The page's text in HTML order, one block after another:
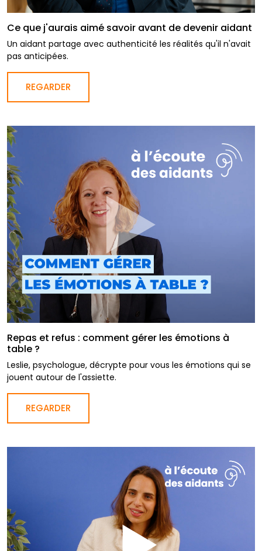
Ce que j'aurais aimé savoir avant de devenir aidant
Un aidant partage avec authenticité les réalités qu'il n'avait
pas anticipées.
REGARDER
Repas et refus : comment gérer les émotions à
table ?
Leslie, psychologue, décrypte pour vous les émotions qui se
jouent autour de l'assiette.
REGARDER